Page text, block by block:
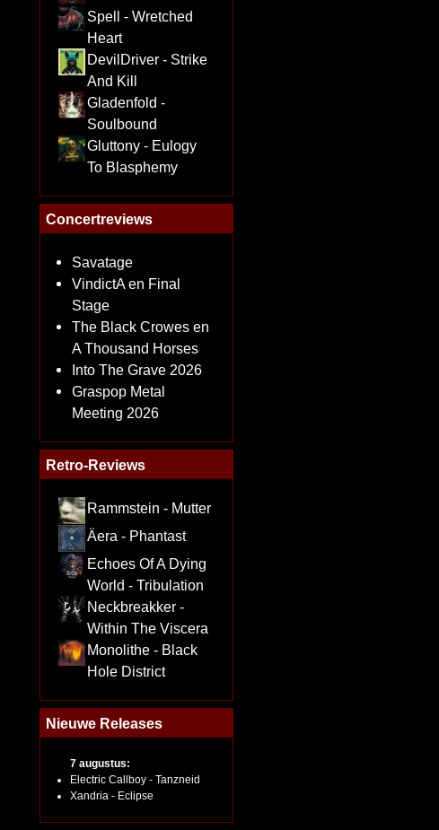
Spell - Wretched
Heart
DevilDriver - Strike
And Kill
Gladenfold -
Soulbound
Gluttony - Eulogy
To Blasphemy
Concertreviews
Savatage
VindictA en Final
Stage
The Black Crowes en
A Thousand Horses
Into The Grave 2026
Graspop Metal
Meeting 2026
Retro-Reviews
Rammstein - Mutter
Äera - Phantast
Echoes Of A Dying
World - Tribulation
Neckbreakker -
Within The Viscera
Monolithe - Black
Hole District
Nieuwe Releases
7 augustus:
Electric Callboy - Tanzneid
Xandria - Eclipse